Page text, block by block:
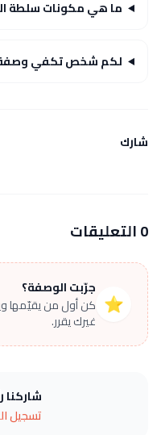
ما هي مكونات سلطة
لكم شخص تكفي وصفة
شارك
0 التعليقات
⭐
جرّبت الوصفة؟
كن أول من يقيّمها
غيرك يقرر.
تسجيل